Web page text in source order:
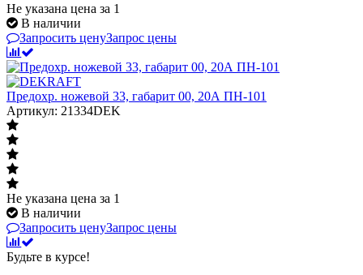
Не указана цена за 1
В наличии
Запросить ценуЗапрос цены
Предохр. ножевой 33, габарит 00, 20А ПН-101
Артикул: 21334DEK
Не указана цена за 1
В наличии
Запросить ценуЗапрос цены
Будьте в курсе!